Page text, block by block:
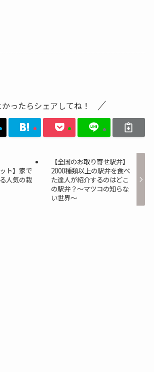
かったらシェアしてね！
ト】家で
人気の栽
【全国のお取り寄せ駅弁】
2000種類以上の駅弁を食べ
た達人が紹介するのはどこ
の駅弁？～マツコの知らな
い世界～